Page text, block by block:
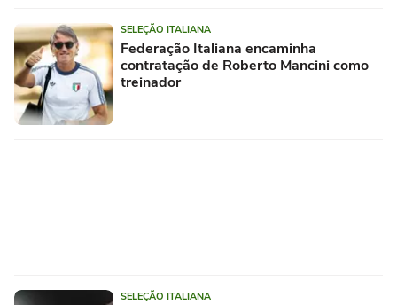
SELEÇÃO ITALIANA
Federação Italiana encaminha
contratação de Roberto Mancini como
treinador
SELEÇÃO ITALIANA